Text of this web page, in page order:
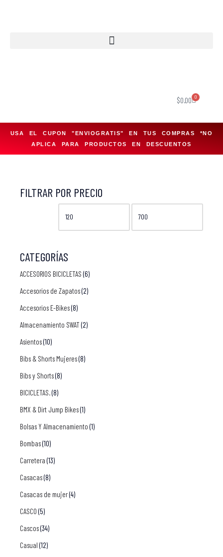
$0.00 0
USA EL CUPON "ENVIOGRATIS" EN TUS COMPRAS *NO
APLICA PARA PRODUCTOS EN DESCUENTOS
FILTRAR POR PRECIO
CATEGORÍAS
ACCESORIOS BICICLETAS (6)
Accesorios de Zapatos(2)
Accesorios E-Bikes(8)
Almacenamiento SWAT (2)
Asientos(10)
Bibs & Shorts Mujeres(8)
Bibs y Shorts(8)
BICICLETAS.(8)
BMX & Dirt Jump Bikes(1)
Bolsas Y Almacenamiento (1)
Bombas(10)
Carretera (13)
Casacas(8)
Casacas de mujer(4)
CASCO (5)
Cascos(34)
Casual (12)